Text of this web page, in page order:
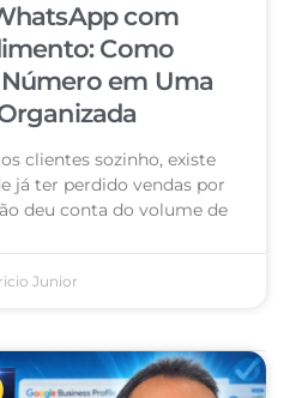
com
Como
em Uma
clientes sozinho, existe
já ter perdido vendas por
deu conta do volume de
Junior